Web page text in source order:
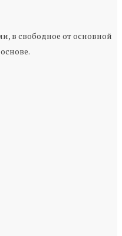
в свободное от основной